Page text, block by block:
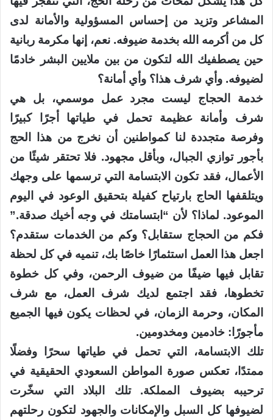
المشاعر وتزيد من إحساس المسؤولية والأمانة لدى
كل من أكرمه الله بخدمة ضيوفه. نعم، إنها مكرمة ربانية
حين يصطفيك الله لتكون من بين ملايين البشر خادمًا
لضيوفه. وأي شرف هذا؟ وأي أمانة؟
خدمة الحجاج ليست مجرد عمل موسمي، بل هي
شرف وأمانة عظيمة تحمل في طياتها أجرًا كبيرًا
وفرصة متجددة لنا كمواطنين أن نخرج من هذا الحج
بأجور توازي الجبال، وبأقل مجهود. فلا تحتقر شيئًا من
الأعمال، فقد تكون الابتسامة التي ترسمها على وجهك
ويتلقفها الحاج بارتياح كفيلة بتحقيق الوعود في اليوم
الموعود. لماذا؟ لأن “ابتسامتك في وجه أخيك صدقة.”
فكم من الحجاج ستقابل؟ وكم من الخدمات ستقدم؟
اجعل هذا العمل استثمارًا خاصًا بك، تنميه في كل لحظة
تقابل فيها ضيفًا من ضيوف الرحمن، وفي كل خطوة
تخطوها، فقد اجتمع لديك شرف العمل، مع شرف
المكان، وحرمة الزمان، في لحظات يكون فيها الجميع
مأجورًا: خادمين ومخدومين.
تلك الابتسامة، التي تحمل في طياتها سحرًا وفضلًا
ممتدًا، تعكس صورة المواطن السعودي الحقيقية في
ترحيبه بضيوف المملكة. تلك البلاد التي سخّرت
لضيوفها كل السبل والإمكانات والجهود لتكون رحلتهم